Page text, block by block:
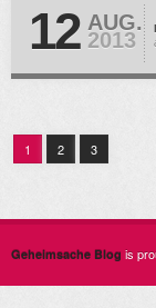
12 AUG.
2013
1 2 3
Geheimsache Blog is